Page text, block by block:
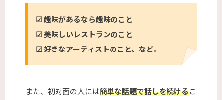
☑ 趣味があるなら趣味のこと
☑ 美味しいレストランのこと
☑ 好きなアーティストのこと、など。
また、初対面の人には簡単な話題で話しを続けるこ